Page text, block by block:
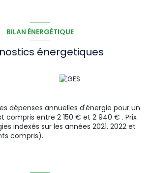
situe dans une copropriété
les risques auxquels ce bien est
sur le site Géorisques : www.
BILAN ÉNERGÉTIQUE
énergetiques
dépenses annuelles d'énergie pour un
compris entre 2 150 € et 2 940 € . Prix
indexés sur les années 2021, 2022 et
compris).